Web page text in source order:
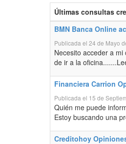
Últimas consultas
BMN Banca Online
Publicada el 24 de Mayo
Necesito acceder a
de ir a la
Financiera Carrion
Publicada el 15 de
Quién me puede
Estoy buscando una
Creditohoy